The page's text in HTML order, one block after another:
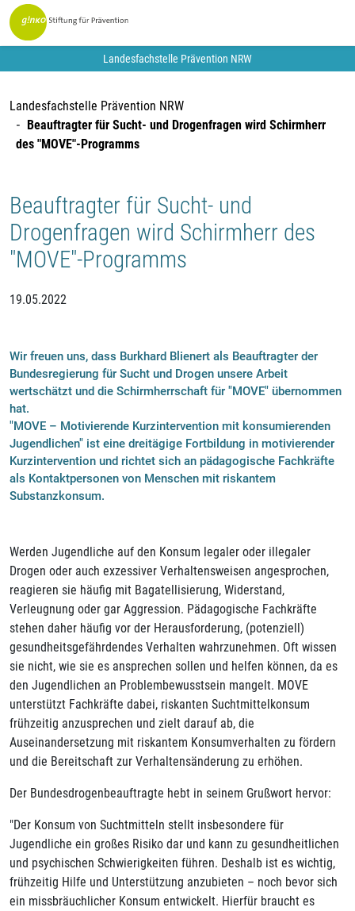
Landesfachstelle Prävention NRW
Landesfachstelle Prävention NRW
Beauftragter für Sucht- und Drogenfragen wird Schirmherr
des "MOVE"-Programms
Beauftragter für Sucht- und
Drogenfragen wird Schirmherr des
"MOVE"-Programms
19.05.2022
Wir freuen uns, dass Burkhard Blienert als Beauftragter der
Bundesregierung für Sucht und Drogen unsere Arbeit
wertschätzt und die Schirmherrschaft für "MOVE" übernommen
hat.
"MOVE – Motivierende Kurzintervention mit konsumierenden
Jugendlichen" ist eine dreitägige Fortbildung in motivierender
Kurzintervention und richtet sich an pädagogische Fachkräfte
als Kontaktpersonen von Menschen mit riskantem
Substanzkonsum.
Werden Jugendliche auf den Konsum legaler oder illegaler
Drogen oder auch exzessiver Verhaltensweisen angesprochen,
reagieren sie häufig mit Bagatellisierung, Widerstand,
Verleugnung oder gar Aggression. Pädagogische Fachkräfte
stehen daher häufig vor der Herausforderung, (potenziell)
gesundheitsgefährdendes Verhalten wahrzunehmen. Oft wissen
sie nicht, wie sie es ansprechen sollen und helfen können, da es
den Jugendlichen an Problembewusstsein mangelt. MOVE
unterstützt Fachkräfte dabei, riskanten Suchtmittelkonsum
frühzeitig anzusprechen und zielt darauf ab, die
Auseinandersetzung mit riskantem Konsumverhalten zu fördern
und die Bereitschaft zur Verhaltensänderung zu erhöhen.
Der Bundesdrogenbeauftragte hebt in seinem Grußwort hervor:
"Der Konsum von Suchtmitteln stellt insbesondere für
Jugendliche ein großes Risiko dar und kann zu gesundheitlichen
und psychischen Schwierigkeiten führen. Deshalb ist es wichtig,
frühzeitig Hilfe und Unterstützung anzubieten – noch bevor sich
ein missbräuchlicher Konsum entwickelt. Hierfür braucht es